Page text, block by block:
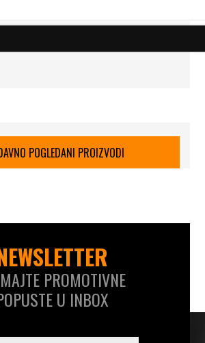
POGLEDANI PROIZVODI
PROMOTIVNE
U INBOX